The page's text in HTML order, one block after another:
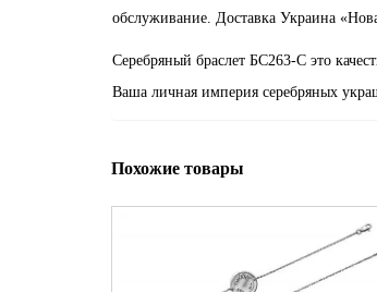
обслуживание. Доставка Украина
Серебряный браслет БС263-С это
Ваша личная империя серебряных
Похожие товары